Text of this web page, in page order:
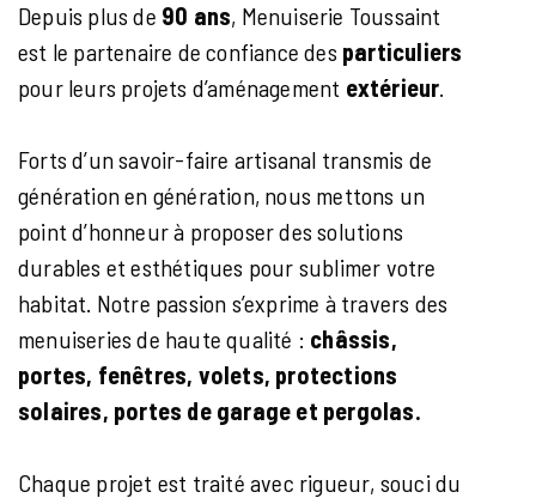
Depuis plus de 90 ans, Menuiserie Toussaint
est le partenaire de confiance des particuliers
pour leurs projets d’aménagement extérieur.
Forts d’un savoir-faire artisanal transmis de
génération en génération, nous mettons un
point d’honneur à proposer des solutions
durables et esthétiques pour sublimer votre
habitat. Notre passion s’exprime à travers des
menuiseries de haute qualité : châssis,
portes, fenêtres, volets, protections
solaires, portes de garage et pergolas.
Chaque projet est traité avec rigueur, souci du